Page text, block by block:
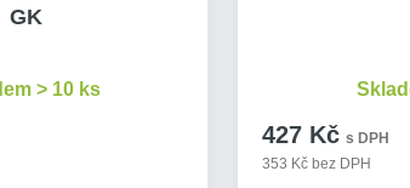
GK
> 10 ks
427 Kč s DPH
353 Kč bez DPH